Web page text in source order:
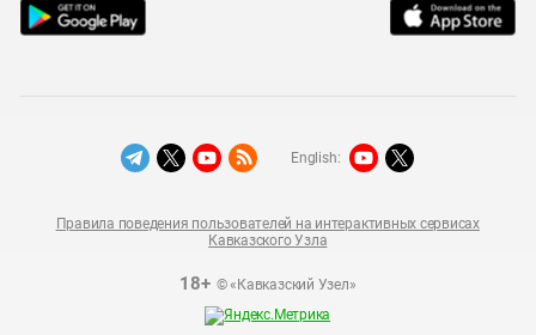
18+© «Кавказский Узел»
Правила поведения пользователей на интерактивных сервисах
Кавказского Узла
English: